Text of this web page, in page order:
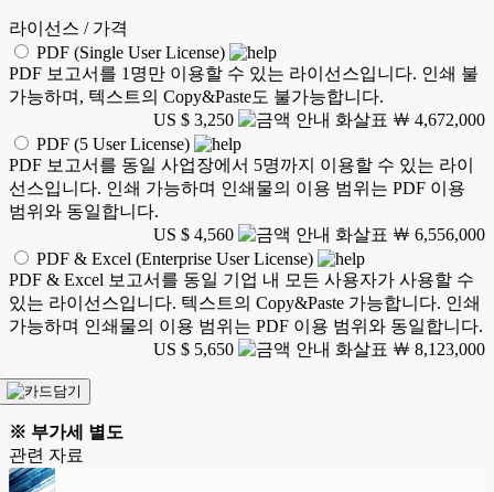
라이선스 / 가격
PDF (Single User License)
PDF 보고서를 1명만 이용할 수 있는 라이선스입니다. 인쇄 불
가능하며, 텍스트의 Copy&Paste도 불가능합니다.
US $ 3,250
￦ 4,672,000
PDF (5 User License)
PDF 보고서를 동일 사업장에서 5명까지 이용할 수 있는 라이
선스입니다. 인쇄 가능하며 인쇄물의 이용 범위는 PDF 이용
범위와 동일합니다.
US $ 4,560
￦ 6,556,000
PDF & Excel (Enterprise User License)
PDF & Excel 보고서를 동일 기업 내 모든 사용자가 사용할 수
있는 라이선스입니다. 텍스트의 Copy&Paste 가능합니다. 인쇄
가능하며 인쇄물의 이용 범위는 PDF 이용 범위와 동일합니다.
US $ 5,650
￦ 8,123,000
※ 부가세 별도
관련 자료